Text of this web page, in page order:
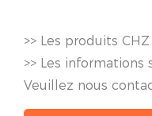
>> Les produits
>> Les
Veuillez nous